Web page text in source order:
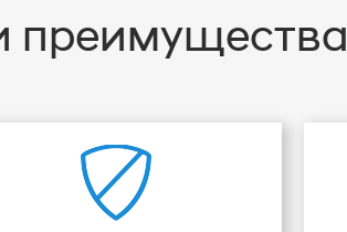
преимущества